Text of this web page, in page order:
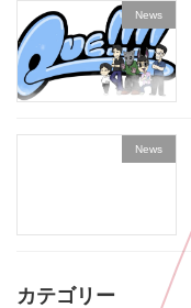
News
News
カテゴリー